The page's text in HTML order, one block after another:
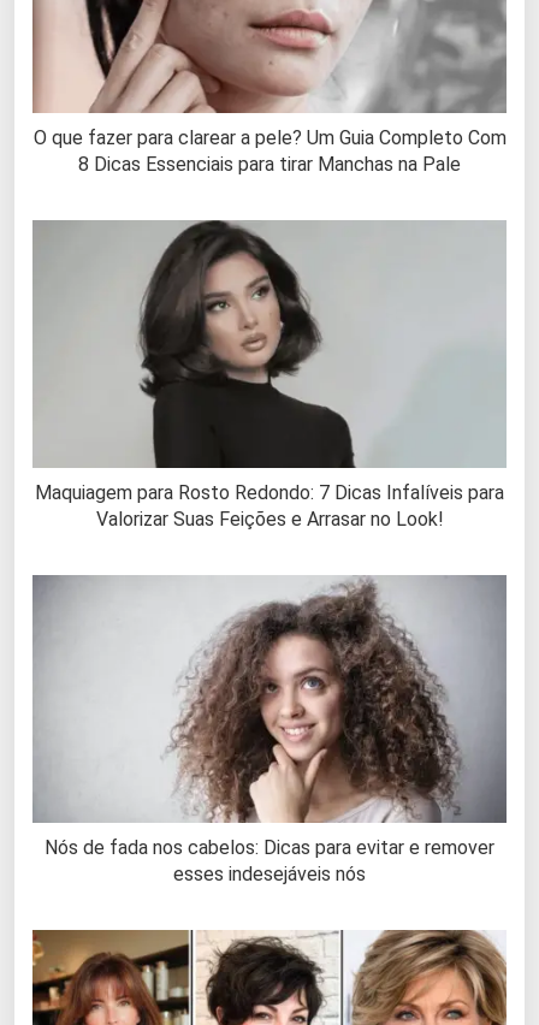
O que fazer para clarear a pele? Um Guia Completo Com
8 Dicas Essenciais para tirar Manchas na Pale
Maquiagem para Rosto Redondo: 7 Dicas Infalíveis para
Valorizar Suas Feições e Arrasar no Look!
Nós de fada nos cabelos: Dicas para evitar e remover
esses indesejáveis nós